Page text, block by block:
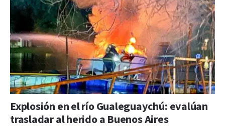
Explosión en el río Gualeguaychú: evalúan
trasladar al herido a Buenos Aires